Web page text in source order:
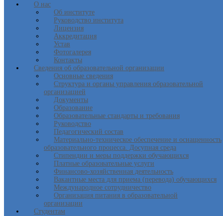
О нас
Об институте
Руководство института
Лицензия
Аккредитация
Устав
Фотогалерея
Контакты
Сведения об образовательной организации
Основные сведения
Структура и органы управления образовательной
организацией
Документы
Образование
Образовательные стандарты и требования
Руководство
Педагогический состав
Материально-техническое обеспечение и оснащенность
образовательного процесса. Досупная среда
Стипендии и меры поддержки обучающихся
Платные образовательные услуги
Финансово-хозяйственная деятельность
Вакантные места для приема (перевода) обучающихся
Международное сотрудничество
Организация питания в образовательной
организации
Студентам